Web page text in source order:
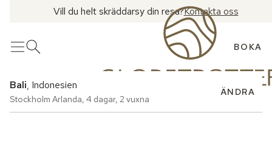
Vill du helt skräddarsy din resa?Kontakta oss
MenyÖppna sök BOKA
Bali, Indonesien
Stockholm Arlanda, 4 dagar, 2 vuxna
ÄNDRA